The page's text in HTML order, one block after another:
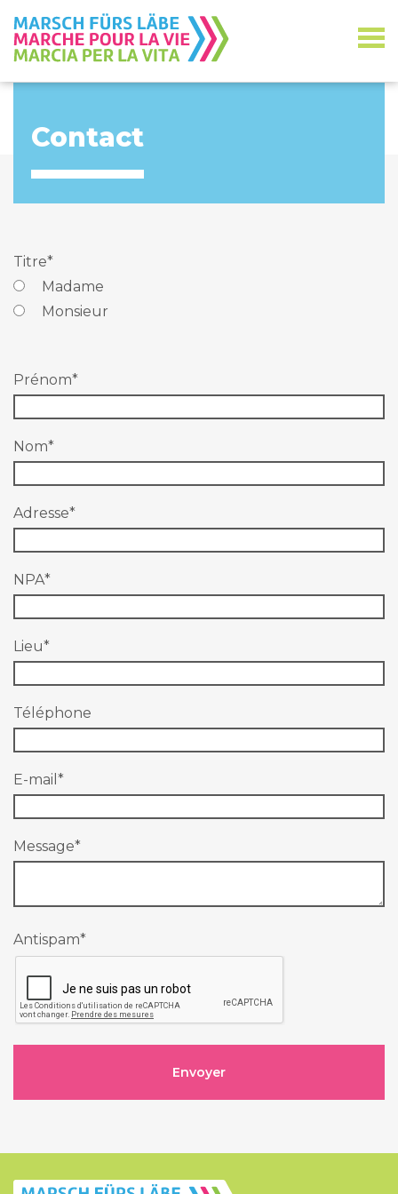
Contact
Titre*
Madame
Monsieur
Prénom*
Nom*
Adresse*
NPA*
Lieu*
Téléphone
E-mail *
Message*
Antispam*
Envoyer